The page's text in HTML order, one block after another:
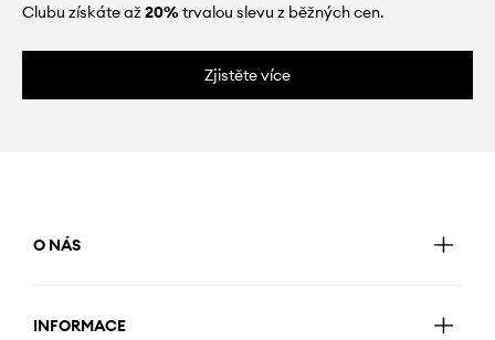
Clubu získáte až20%trvalou slevu z běžných cen.
Zjistěte více
O NÁS
INFORMACE